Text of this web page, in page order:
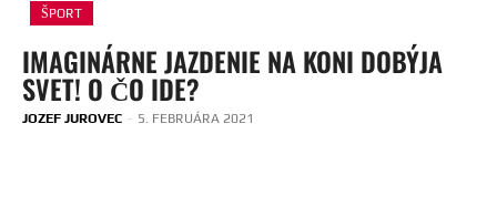
ŠPORT
IMAGINÁRNE JAZDENIE NA KONI DOBÝJA
SVET! O ČO IDE?
JOZEF JUROVEC - 5. FEBRUÁRA 2021